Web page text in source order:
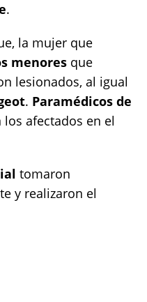
.
la mujer que
menores que
lesionados, al igual
. Paramédicos de
afectados en el
tomaron
y realizaron el